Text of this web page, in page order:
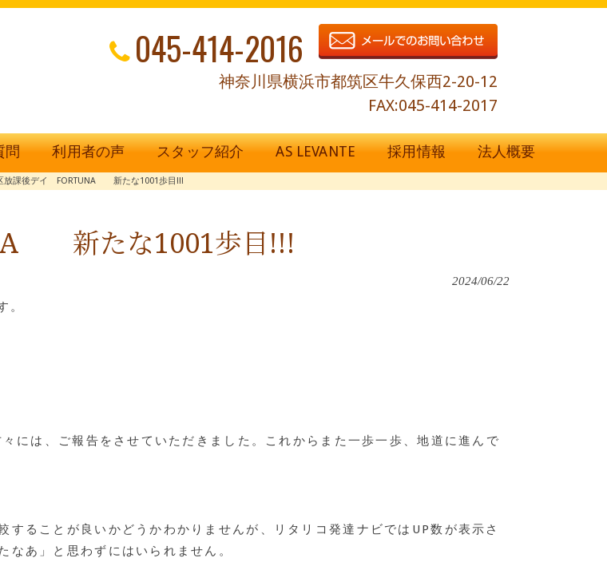
045-414-2016
神奈川県横浜市都筑区牛久保西2-20-12
FAX:045-414-2017
問 利用者の声 スタッフ紹介 AS LEVANTE 採用情報 法人概要
放課後デイ FORTUNA 新たな1001歩目!!!
新たな1001歩目!!!
2024/06/22
。
には、ご報告をさせていただきました。これからまた一歩一歩、地道に進んで
ることが良いかどうかわかりませんが、リタリコ発達ナビではUP数が表示さ
あ」と思わずにはいられません。